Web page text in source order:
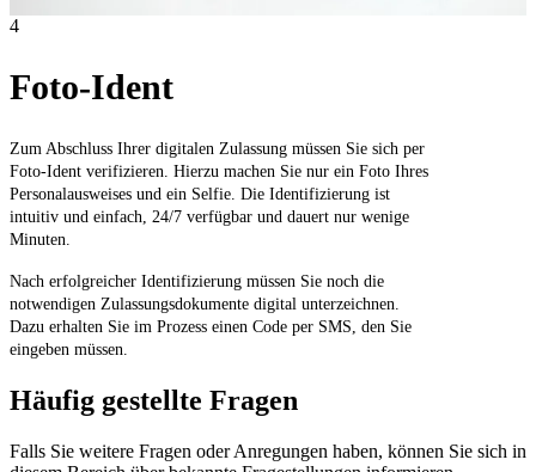
4
Foto-Ident
Zum Abschluss Ihrer digitalen Zulassung müssen Sie sich per
Foto-Ident verifizieren. Hierzu machen Sie nur ein Foto Ihres
Personalausweises und ein Selfie. Die Identifizierung ist
intuitiv und einfach, 24/7 verfügbar und dauert nur wenige
Minuten.
Nach erfolgreicher Identifizierung müssen Sie noch die
notwendigen Zulassungsdokumente digital unterzeichnen.
Dazu erhalten Sie im Prozess einen Code per SMS, den Sie
eingeben müssen.
Häufig gestellte Fragen
Falls Sie weitere Fragen oder Anregungen haben, können Sie sich in